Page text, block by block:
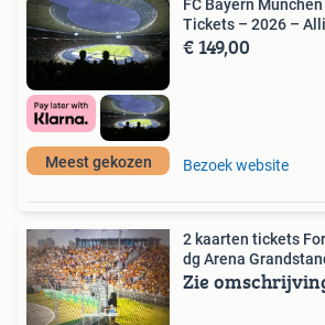
Meest gekozen
FC Bayern
Tickets – 2026 –
€ 149,00
Bezoek website
2 kaarten tickets
dg Arena
Zie